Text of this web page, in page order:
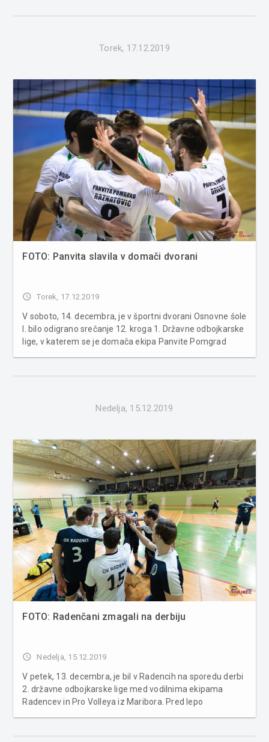
Torek, 17.12.2019
FOTO: Panvita slavila v domači dvorani
access_time Torek, 17.12.2019
V soboto, 14. decembra, je v športni dvorani Osnovne šole
I. bilo odigrano srečanje 12. kroga 1. Državne odbojkarske
lige, v katerem se je domača ekipa Panvite Pomgrad
Nedelja, 15.12.2019
FOTO: Radenčani zmagali na derbiju
access_time Nedelja, 15.12.2019
V petek, 13. decembra, je bil v Radencih na sporedu derbi
2. državne odbojkarske lige med vodilnima ekipama
Radencev in Pro Volleya iz Maribora. Pred lepo